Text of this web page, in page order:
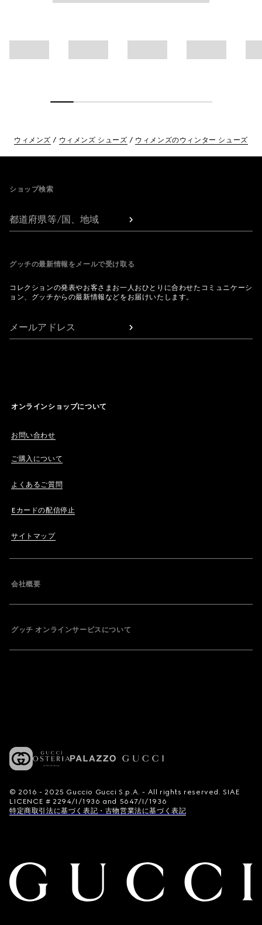
ウィメンズ ウィメンズ シューズ ウィメンズのウィンター シューズ
ショップ検索
都道府県等/国、地域
グッチの最新情報をメールで受け取る
コレクションの発表やお客さまお一人おひとりに合わせたコミュニケーシ
ョン、グッチからの最新情報などをお届けいたします。
メールアドレス
オンラインショップについて
お問い合わせ
ご購入について
よくあるご質問
Eカードの配信停止
サイトマップ
会社概要
グッチ オンラインサービスについて
© 2016 - 2025 Guccio Gucci S.p.A. - All rights reserved. SIAE
LICENCE # 2294/I/1936 and 5647/I/1936
特定商取引法に基づく表記・古物営業法に基づく表記